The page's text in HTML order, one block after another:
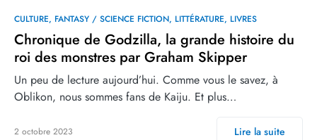
CULTURE FANTASY / SCIENCE FICTION LITTÉRATURE LIVRES
Chronique de Godzilla, la grande histoire du
roi des monstres par Graham Skipper
Un peu de lecture aujourd’hui. Comme vous le savez, à
Oblikon, nous sommes fans de Kaiju. Et plus…
2 octobre 2023 Lire la suite